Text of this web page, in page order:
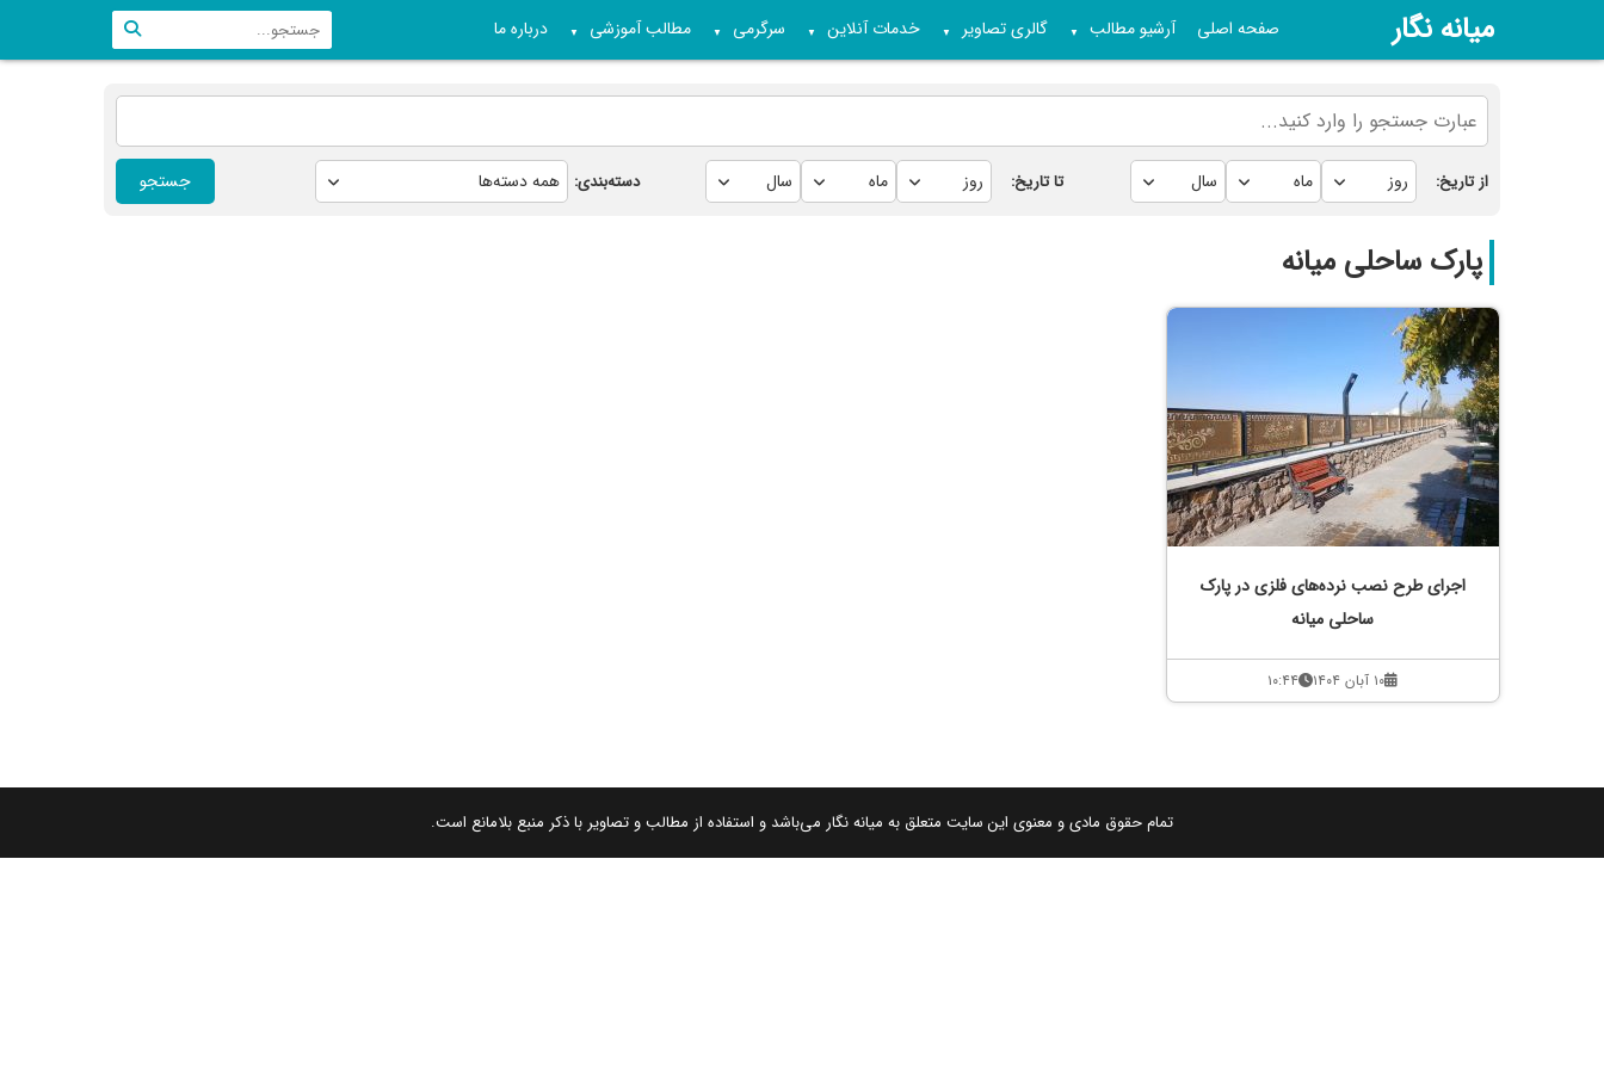
میانه نگار صفحه اصلی آرشیو مطالب ▼ گالری تصاویر ▼ خدمات آنلاین ▼ سرگرمی ▼ مطالب آموزشی ▼ درباره ما
از تاریخ: تا تاریخ: دسته‌بندی: جستجو
پارک ساحلی میانه
اجرای طرح نصب نرده‌های فلزی در پارک
ساحلی میانه
۱۰ آبان ۱۴۰۴ ۱۰:۴۴
تمام حقوق مادی و معنوی این سایت متعلق به میانه نگار می‌باشد و استفاده از مطالب و تصاویر با ذکر منبع بلامانع است.